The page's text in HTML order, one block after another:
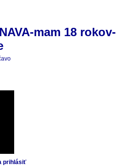
mam 18 rokov-
prihlásiť